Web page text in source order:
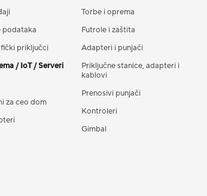
podataka
priključci
/ IoT / Serveri
za ceo dom
Torbe i oprema
Futrole i zaštita
Adapteri i punjači
Priključne stanice, adapteri i
kablovi
Prenosivi punjači
Kontroleri
Gimbal